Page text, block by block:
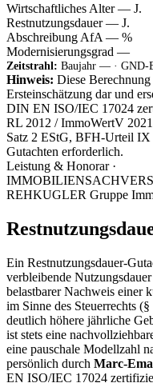
Wirtschaftliches Alter — J.
Restnutzungsdauer — J.
Abschreibung AfA — %
Modernisierungsgrad —
Zeitstrahl: Baujahr — ·
Hinweis: Diese
Ersteinschätzung dar und
DIN EN ISO/IEC 17024
RL 2012 / ImmoWertV
Satz 2 EStG, BFH-Urteil
Gutachten erforderlich.
Leistung & Honorar ·
REHKUGLER Gruppe
Ein Restnutzungsdauer-
verbleibende
belastbarer Nachweis einer
im Sinne des Steuerrechts
deutlich höhere jährliche
ist stets eine
eine pauschale Modellzahl
persönlich durch Marc-
EN ISO/IEC 17024